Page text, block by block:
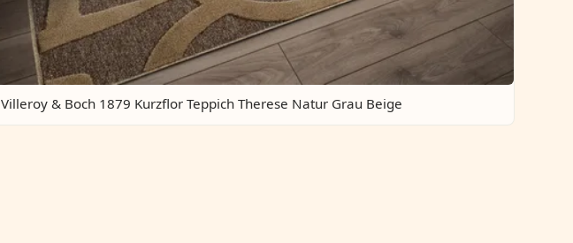
Villeroy & Boch 1879 Kurzflor Teppich Therese Natur Grau Beige